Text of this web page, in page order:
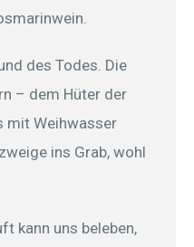
des Todes. Die
– dem Hüter der
mit Weihwasser
ins Grab, wohl
kann uns beleben,